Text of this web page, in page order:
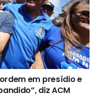
em presídio e
diz ACM